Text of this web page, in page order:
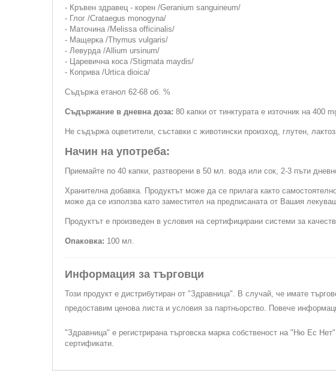
- Кръвен здравец - корен /Geranium sanguineum/
- Глог /Crataegus monogyna/
- Маточина /Melissa officinalis/
- Мащерка /Thymus vulgaris/
- Левурда /Allium ursinum/
- Царевична коса /Stigmata maydis/
- Коприва /Urtica dioica/
Съдържа етанол 62-68 об. %
Съдържание в дневна доза: 80 капки от тинктурата е източник на 400
Не съдържа оцветители, съставки с животински произход, глутен,
Начин на употреба:
Приемайте по 40 капки, разтворени в 50 мл. вода или сок, 2-3 пъти
Хранителна добавка. Продуктът може да се прилага както
може да се използва като заместител на предписаната от Вашия
Продуктът е произведен в условия на сертифицирани системи за
Опаковка: 100 мл.
Информация за търговци
Този продукт е дистрибутиран от "Здравница". В случай, че имате
предоставим ценова листа и условия за партньорство. Повече
"Здравница" е регистрирана търговска марка собственост на "Ню Ес
сертификати.